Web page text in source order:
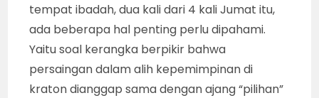
tempat ibadah, dua kali dari 4 kali Jumat itu,
ada beberapa hal penting perlu dipahami.
Yaitu soal kerangka berpikir bahwa
persaingan dalam alih kepemimpinan di
kraton dianggap sama dengan ajang “pilihan”